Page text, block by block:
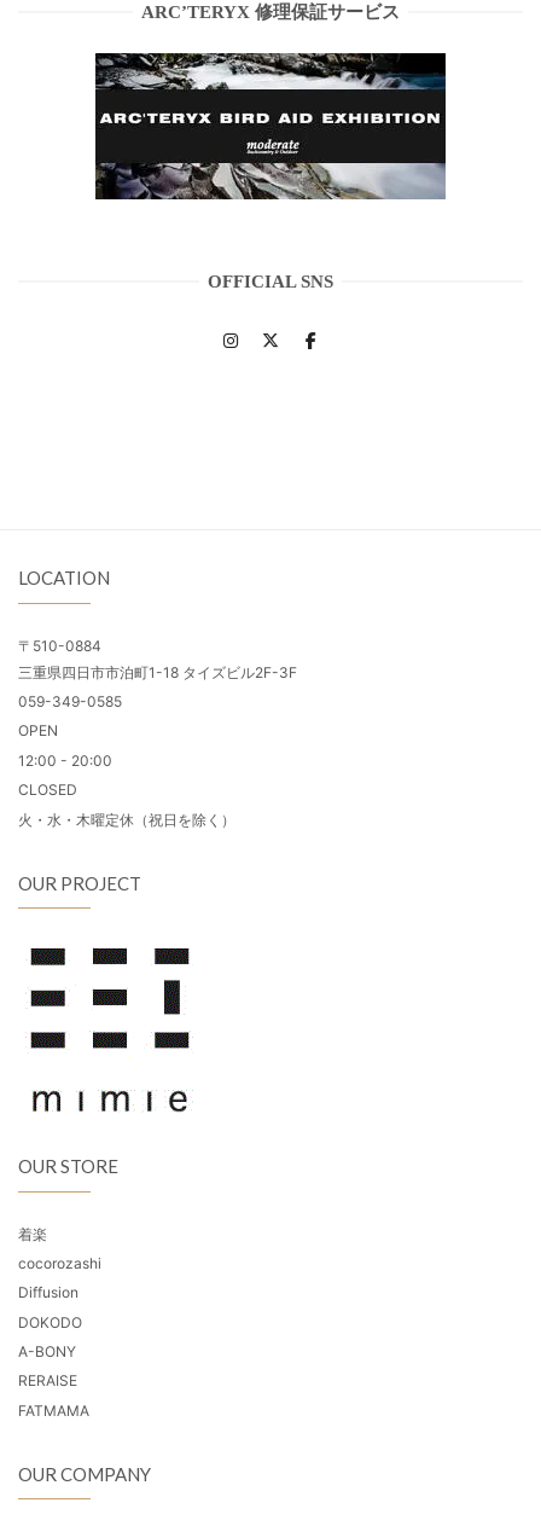
ARC’TERYX 修理保証サービス
OFFICIAL SNS
LOCATION
〒510-0884
三重県四日市市泊町1-18 タイズビル2F-3F
059-349-0585
OPEN
12:00 - 20:00
CLOSED
火・水・木曜定休（祝日を除く）
OUR PROJECT
OUR STORE
着楽
cocorozashi
Diffusion
DOKODO
A-BONY
RERAISE
FATMAMA
OUR COMPANY